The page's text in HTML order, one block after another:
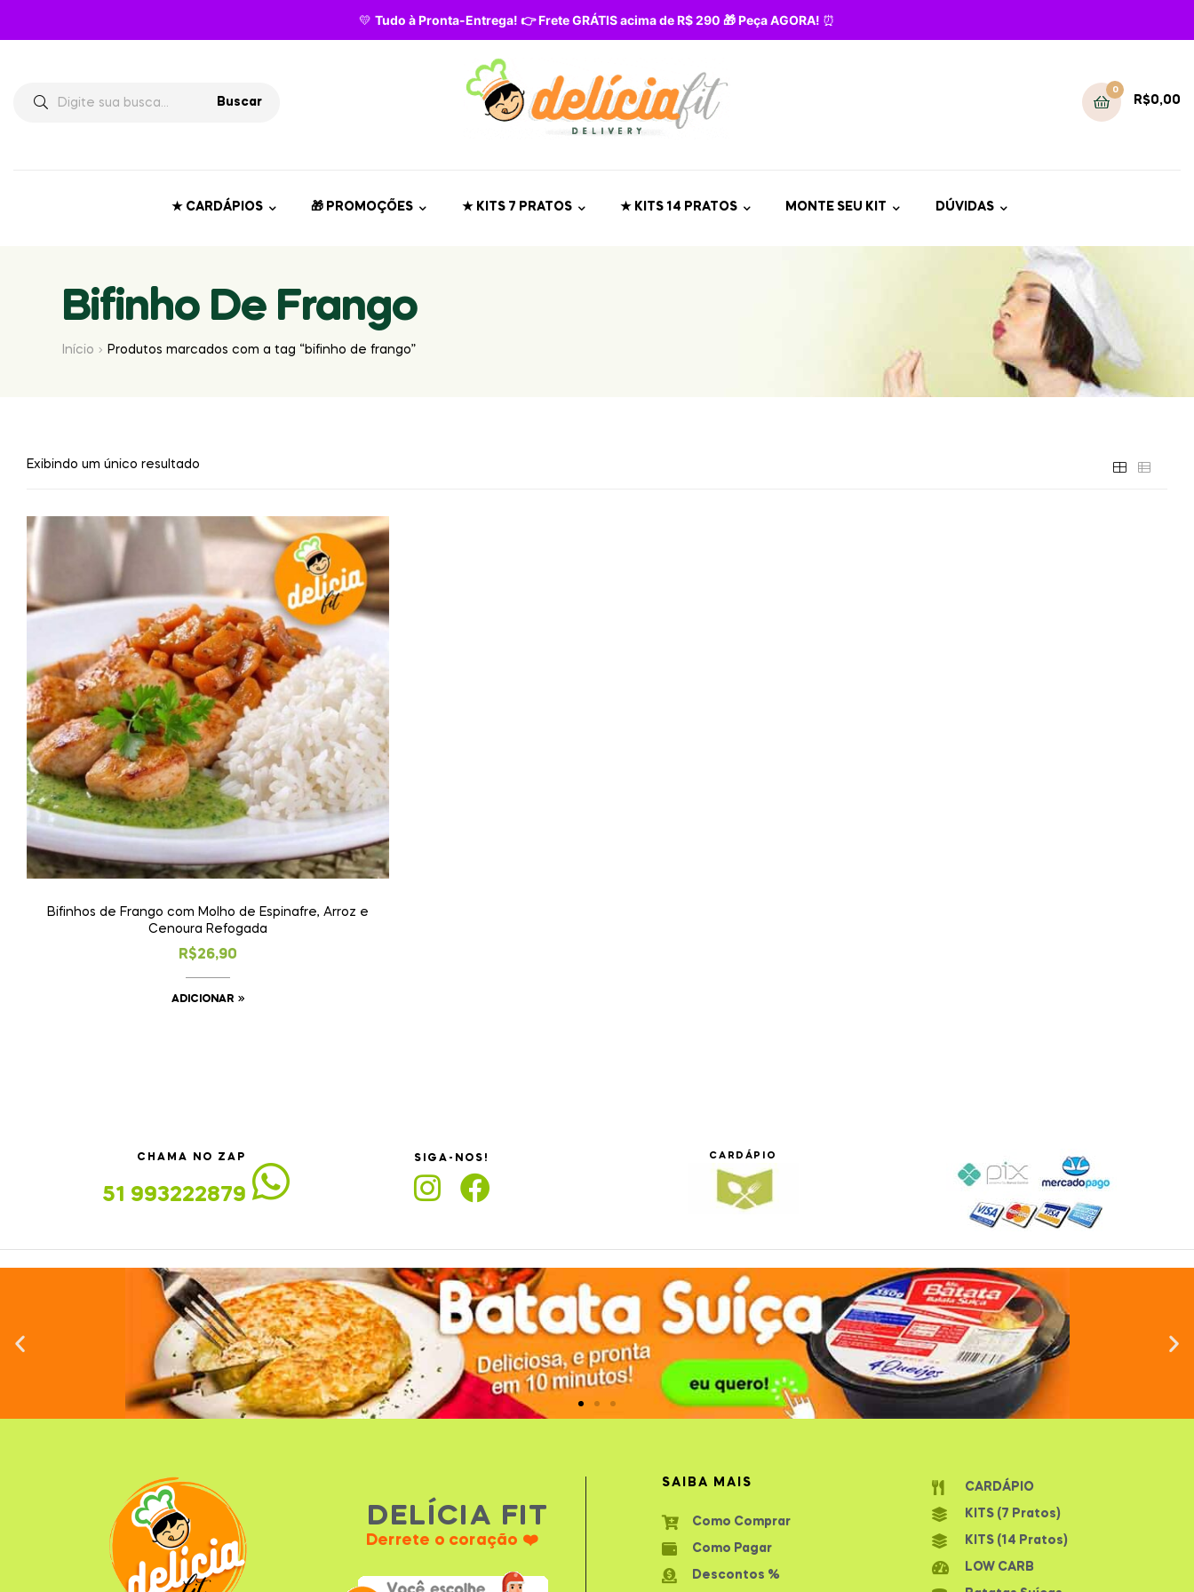
💛 Tudo à Pronta-Entrega! 👉 Frete GRÁTIS acima de R$ 290 🎁 Peça AGORA! ⏰
Buscar
0
R$0,00
★ CARDÁPIOS 🎁 PROMOÇÕES ★ KITS 7 PRATOS ★ KITS 14 PRATOS MONTE SEU KIT DÚVIDAS
Bifinho De Frango
Início Produtos marcados com a tag “bifinho de frango”
Exibindo um único resultado
Bifinhos de Frango com Molho de Espinafre, Arroz e
Cenoura Refogada
R$26,90
ADICIONAR
CHAMA NO ZAP
51 993222879
SIGA-NOS! CARDÁPIO
DELÍCIA FIT
Derrete o coração ❤️
SAIBA MAIS
Como Comprar
Como Pagar
Descontos %
CARDÁPIO
KITS (7 Pratos)
KITS (14 Pratos)
LOW CARB